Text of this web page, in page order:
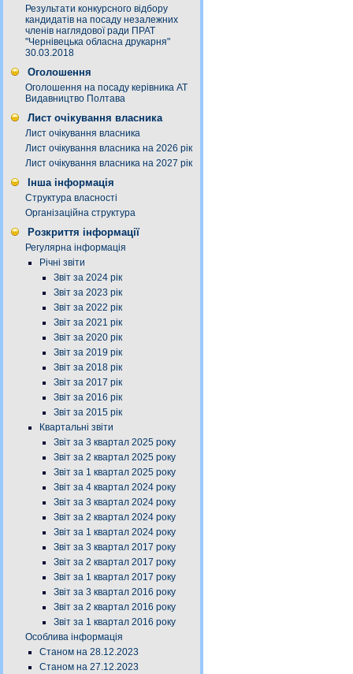
Результати конкурсного відбору
кандидатів на посаду незалежних
членів наглядової ради ПРАТ
"Чернівецька обласна друкарня"
30.03.2018
Оголошення
Оголошення на посаду керівника АТ
Видавництво Полтава
Лист очікування власника
Лист очікування власника
Лист очікування власника на 2026 рік
Лист очікування власника на 2027 рік
Інша інформація
Структура власності
Організаційна структура
Розкриття інформації
Регулярна інформація
Річні звіти
Звіт за 2024 рік
Звіт за 2023 рік
Звіт за 2022 рік
Звіт за 2021 рік
Звіт за 2020 рік
Звіт за 2019 рік
Звіт за 2018 рік
Звіт за 2017 рік
Звіт за 2016 рік
Звіт за 2015 рік
Квартальні звіти
Звіт за 3 квартал 2025 року
Звіт за 2 квартал 2025 року
Звіт за 1 квартал 2025 року
Звіт за 4 квартал 2024 року
Звіт за 3 квартал 2024 року
Звіт за 2 квартал 2024 року
Звіт за 1 квартал 2024 року
Звіт за 3 квартал 2017 року
Звіт за 2 квартал 2017 року
Звіт за 1 квартал 2017 року
Звіт за 3 квартал 2016 року
Звіт за 2 квартал 2016 року
Звіт за 1 квартал 2016 року
Особлива інформація
Станом на 28.12.2023
Станом на 27.12.2023